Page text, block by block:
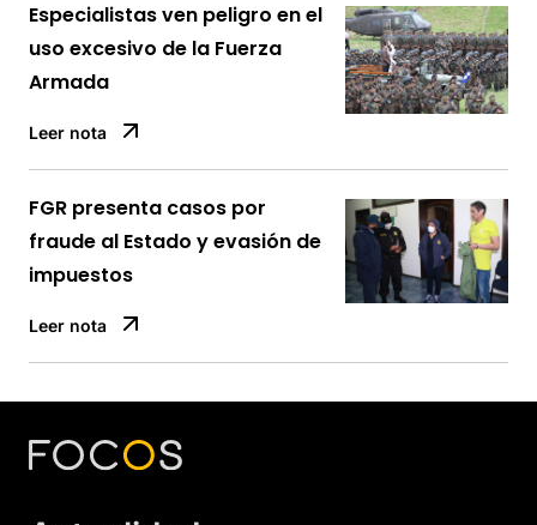
Especialistas ven peligro en el
uso excesivo de la Fuerza
Armada
Leer nota
FGR presenta casos por
fraude al Estado y evasión de
impuestos
Leer nota